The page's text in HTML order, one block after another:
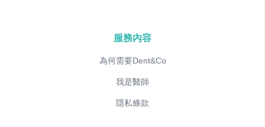
服務內容
為何需要Dent&Co
我是醫師
隱私條款